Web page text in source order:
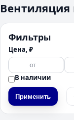
Вентиляция
Фильтры
Цена, ₽
В наличии
Применить